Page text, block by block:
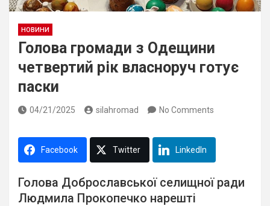
НОВИНИ
Голова громади з Одещини
четвертий рік власноруч готує
паски
04/21/2025 silahromad No Comments
Facebook Twitter LinkedIn
Голова Доброславської селищної ради
Людмила Прокопечко нарешті